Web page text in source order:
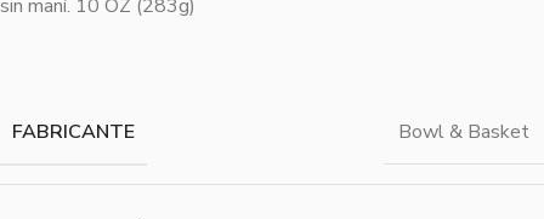
sin maní. 10 OZ (283g)
FABRICANTE Bowl & Basket